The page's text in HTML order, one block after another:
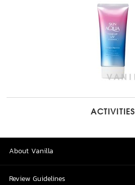
ACTIVITIES
About Vanilla
Review Guidelines